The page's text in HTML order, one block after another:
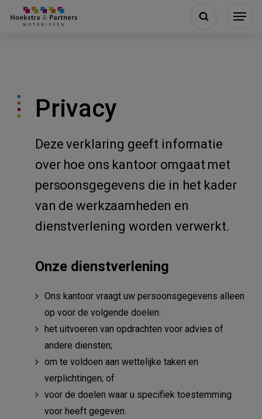
Privacy
Deze verklaring geeft informatie
over hoe ons kantoor omgaat met
persoonsgegevens die in het kader
van de werkzaamheden en
dienstverlening worden verwerkt.
Onze dienstverlening
Ons kantoor vraagt uw persoonsgegevens alleen
op voor de volgende doelen:
het uitvoeren van opdrachten voor advies of
andere diensten;
om te voldoen aan wettelijke taken en
verplichtingen; of
voor de doelen waar u specifiek toestemming
voor heeft gegeven.